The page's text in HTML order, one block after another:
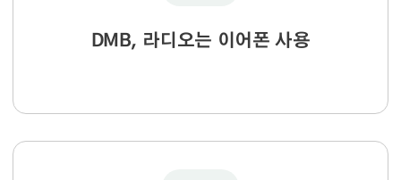
DMB, 라디오는 이어폰 사용